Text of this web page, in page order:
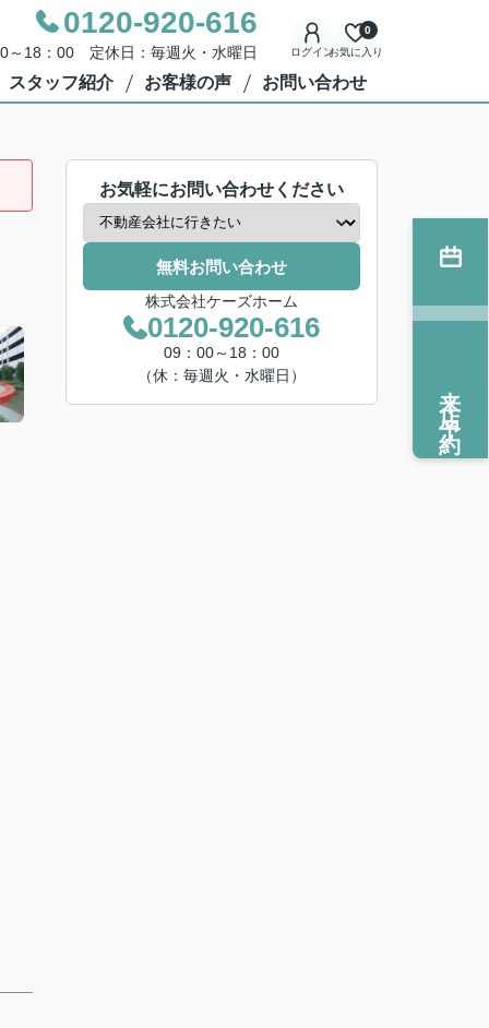
0120-920-616
～18：00 定休日：毎週火・水曜日 ログインお気に入り
0
スタッフ紹介 お客様の声 お問い合わせ
お気軽にお問い合わせください
無料お問い合わせ
株式会社ケーズホーム
0120-920-616
09：00～18：00
（休：毎週火・水曜日）
来店予約